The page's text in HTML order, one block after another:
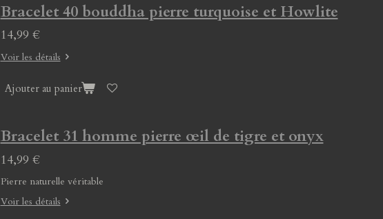
Bracelet 40 bouddha pierre turquoise et Howlite
14,99 €
Voir les détails
Ajouter au panier
Bracelet 31 homme pierre œil de tigre et onyx
14,99 €
Pierre naturelle véritable
Voir les détails